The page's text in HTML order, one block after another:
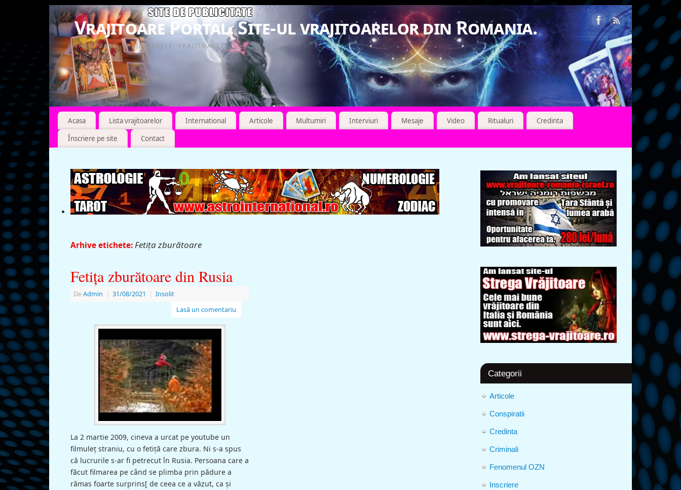
Vrajitoare Portal. Site-ul vrajitoarelor din Romania.
VRAJITOARE, VRAJITOARELE, VRAJITOARE
Acasa Lista vrajitoarelor International Articole Multumiri Interviuri Mesaje Video Ritualuri
Credinta
Înscriere pe site
Contact
Arhive etichete: Fetiţa zburătoare
Fetiţa zburătoare din Rusia
DeAdmin | 31/08/2021 | Insolit
Lasă un comentariu
La 2 martie 2009, cineva a urcat pe youtube un
filmuleţ straniu, cu o fetiţă care zbura. Ni s-a spus
că lucrurile s-ar fi petrecut în Rusia. Persoana care a
făcut filmarea pe când se plimba prin pădure a
rămas foarte surprins[ de ceea ce a văzut, ca şi
Categorii
Articole
Conspiratii
Credinta
Criminali
Fenomenul OZN
Inscriere